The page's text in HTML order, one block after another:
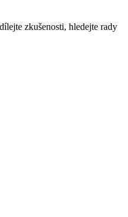
zkušenosti, hledejte rady